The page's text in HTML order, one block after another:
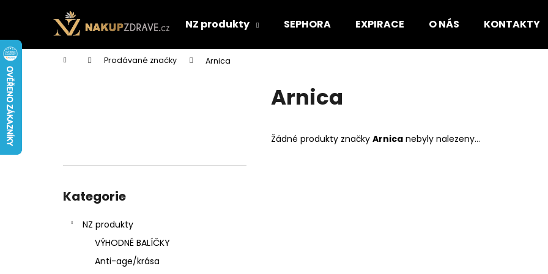
NZ produkty SEPHORA EXPIRACE O NÁS KONTAKTY
Domů Prodávané značky Arnica
kategorie
Kategorie
NZ produkty
VÝHODNÉ BALÍČKY
Anti-age/krása
Arnica
Žádné produkty značky Arnica nebyly nalezeny...
š
í
k
Zpět
do
Zpět
do